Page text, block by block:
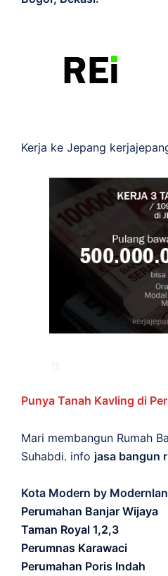
Kerja ke Jepang
Punya Tanah Kavling di
Mari membangun Rumah
Suhabdi. info jasa bangun
Kota Modern by
Perumahan Banjar Wijaya
Taman Royal 1,2,3
Perumnas Karawaci
Perumahan Poris Indah